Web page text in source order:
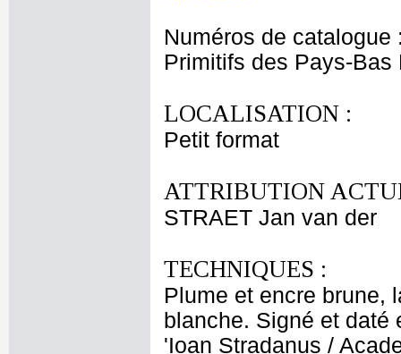
Numéros de catalogue
Primitifs des Pays-Bas
LOCALISATION :
Petit format
ATTRIBUTION
STRAET Jan van der
TECHNIQUES :
Plume et encre brune,
blanche. Signé et daté
'Ioan Stradanus /